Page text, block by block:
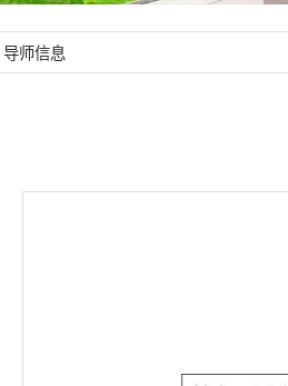
导师信息